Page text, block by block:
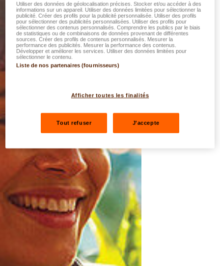
Utiliser des données de géolocalisation précises. Stocker et/ou accéder à des
informations sur un appareil. Utiliser des données limitées pour sélectionner la
publicité. Créer des profils pour la publicité personnalisée. Utiliser des profils
pour sélectionner des publicités personnalisées. Utiliser des profils pour
sélectionner des contenus personnalisés. Comprendre les publics par le biais
de statistiques ou de combinaisons de données provenant de différentes
sources. Créer des profils de contenus personnalisés. Mesurer la
performance des publicités. Mesurer la performance des contenus.
Développer et améliorer les services. Utiliser des données limitées pour
sélectionner le contenu.
Liste de nos partenaires (fournisseurs)
Afficher toutes les finalités
Tout refuser J'accepte